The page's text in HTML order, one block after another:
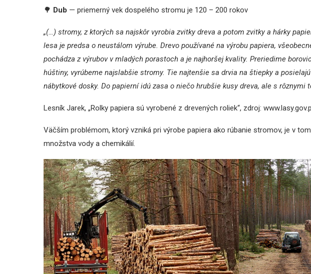
🌳 Dub — priemerný vek dospelého stromu je 120 – 200 rokov
„(…) stromy, z ktorých sa najskôr vyrobia zvitky dreva a potom zvitky a hárky
lesa je predsa o neustálom výrube. Drevo používané na výrobu papiera,
pochádza z výrubov v mladých porastoch a je najhoršej kvality. Preriedime
húštiny, vyrúbeme najslabšie stromy. Tie najtenšie sa drvia na štiepky a
nábytkové dosky. Do papierní idú zasa o niečo hrubšie kusy dreva, ale s rôznymi
Lesník Jarek, „Rolky papiera sú vyrobené z drevených roliek“, zdroj:
Väčším problémom, ktorý vzniká pri výrobe papiera ako rúbanie stromov, je v
množstva vody a chemikálií.